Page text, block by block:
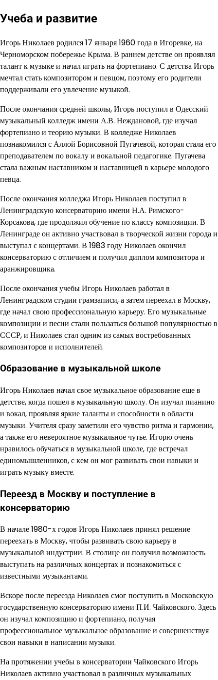
Учеба и развитие
Игорь Николаев родился 17 января 1960 года в Игоревке, на
Черноморском побережье Крыма. В раннем детстве он проявлял
талант к музыке и начал играть на фортепиано. С детства Игорь
мечтал стать композитором и певцом, поэтому его родители
поддерживали его увлечение музыкой.
После окончания средней школы, Игорь поступил в Одесский
музыкальный колледж имени А.В. Неждановой, где изучал
фортепиано и теорию музыки. В колледже Николаев
познакомился с Аллой Борисовной Пугачевой, которая стала его
преподавателем по вокалу и вокальной педагогике. Пугачева
стала важным наставником и наставницей в карьере молодого
певца.
После окончания колледжа Игорь Николаев поступил в
Ленинградскую консерваторию имени Н.А. Римского-
Корсакова, где продолжил обучение по классу композиции. В
Ленинграде он активно участвовал в творческой жизни города и
выступал с концертами. В 1983 году Николаев окончил
консерваторию с отличием и получил диплом композитора и
аранжировщика.
После окончания учебы Игорь Николаев работал в
Ленинградском студии грамзаписи, а затем переехал в Москву,
где начал свою профессиональную карьеру. Его музыкальные
композиции и песни стали пользаться большой популярностью в
СССР, и Николаев стал одним из самых востребованных
композиторов и исполнителей.
Образование в музыкальной школе
Игорь Николаев начал свое музыкальное образование еще в
детстве, когда пошел в музыкальную школу. Он изучал пианино
и вокал, проявляя яркие таланты и способности в области
музыки. Учителя сразу заметили его чувство ритма и гармонии,
а также его невероятное музыкальное чутье. Игорю очень
нравилось обучаться в музыкальной школе, где встречал
единомышленников, с кем он мог развивать свои навыки и
играть музыку вместе.
Переезд в Москву и поступление в
консерваторию
В начале 1980-х годов Игорь Николаев принял решение
переехать в Москву, чтобы развивать свою карьеру в
музыкальной индустрии. В столице он получил возможность
выступать на различных концертах и познакомиться с
известными музыкантами.
Вскоре после переезда Николаев смог поступить в Московскую
государственную консерваторию имени П.И. Чайковского. Здесь
он изучал композицию и фортепиано, получая
профессиональное музыкальное образование и совершенствуя
свои навыки в написании музыки.
На протяжении учебы в консерватории Чайковского Игорь
Николаев активно участвовал в различных музыкальных